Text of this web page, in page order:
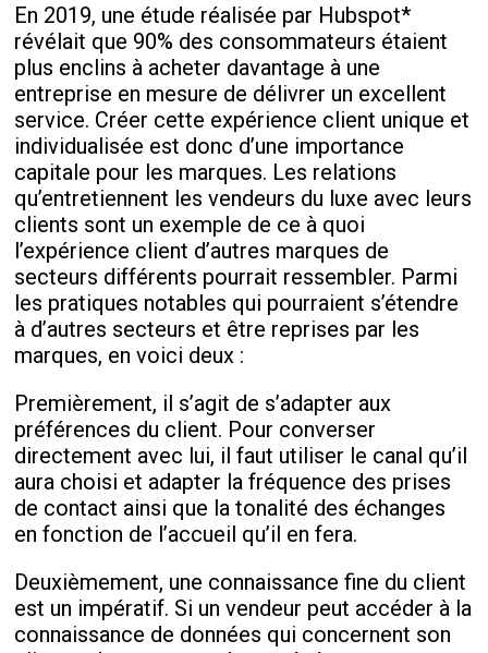
En 2019, une étude réalisée par Hubspot*
révélait que 90% des consommateurs étaient
plus enclins à acheter davantage à une
entreprise en mesure de délivrer un excellent
service. Créer cette expérience client unique et
individualisée est donc d’une importance
capitale pour les marques. Les relations
qu’entretiennent les vendeurs du luxe avec leurs
clients sont un exemple de ce à quoi
l’expérience client d’autres marques de
secteurs différents pourrait ressembler. Parmi
les pratiques notables qui pourraient s’étendre
à d’autres secteurs et être reprises par les
marques, en voici deux :
Premièrement, il s’agit de s’adapter aux
préférences du client. Pour converser
directement avec lui, il faut utiliser le canal qu’il
aura choisi et adapter la fréquence des prises
de contact ainsi que la tonalité des échanges
en fonction de l’accueil qu’il en fera.
Deuxièmement, une connaissance fine du client
est un impératif. Si un vendeur peut accéder à la
connaissance de données qui concernent son